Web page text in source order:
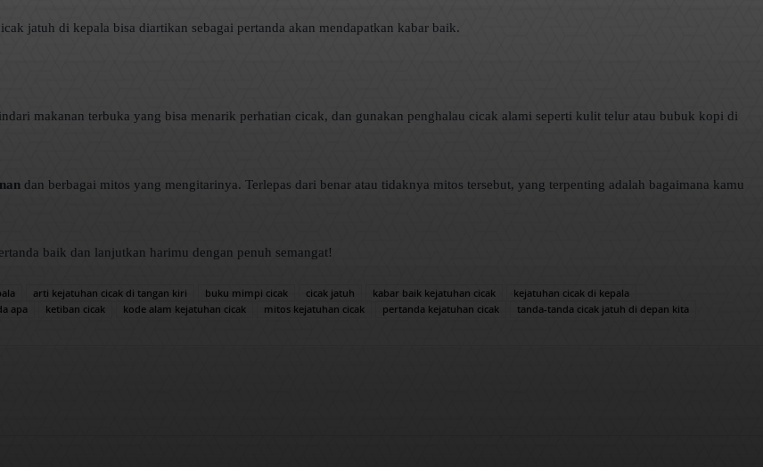
jatuh di kepala bisa diartikan sebagai pertanda akan mendapatkan kabar baik.
makanan terbuka yang bisa menarik perhatian cicak, dan gunakan penghalau cicak alami seperti kulit telur atau bubuk kopi di
dan berbagai mitos yang mengitarinya. Terlepas dari benar atau tidaknya mitos tersebut, yang terpenting adalah bagaimana kamu
baik dan lanjutkan harimu dengan penuh semangat!
arti kejatuhan cicak di tangan kiri buku mimpi cicak cicak jatuh kabar baik kejatuhan cicak
kejatuhan cicak di kepala
apa ketiban cicak kode alam kejatuhan cicak mitos kejatuhan cicak pertanda kejatuhan cicak tanda-tanda cicak jatuh di depan kita